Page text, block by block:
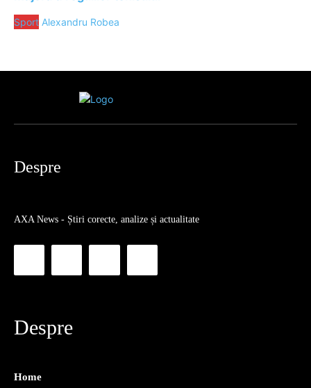
Sport Alexandru Robea
Despre
AXA News - Știri corecte, analize și actualitate
Despre
Home